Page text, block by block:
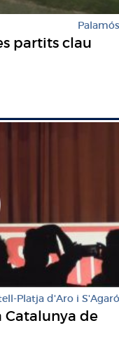
Palamós
partits clau
Platja d'Aro i S'Agaró
Catalunya de